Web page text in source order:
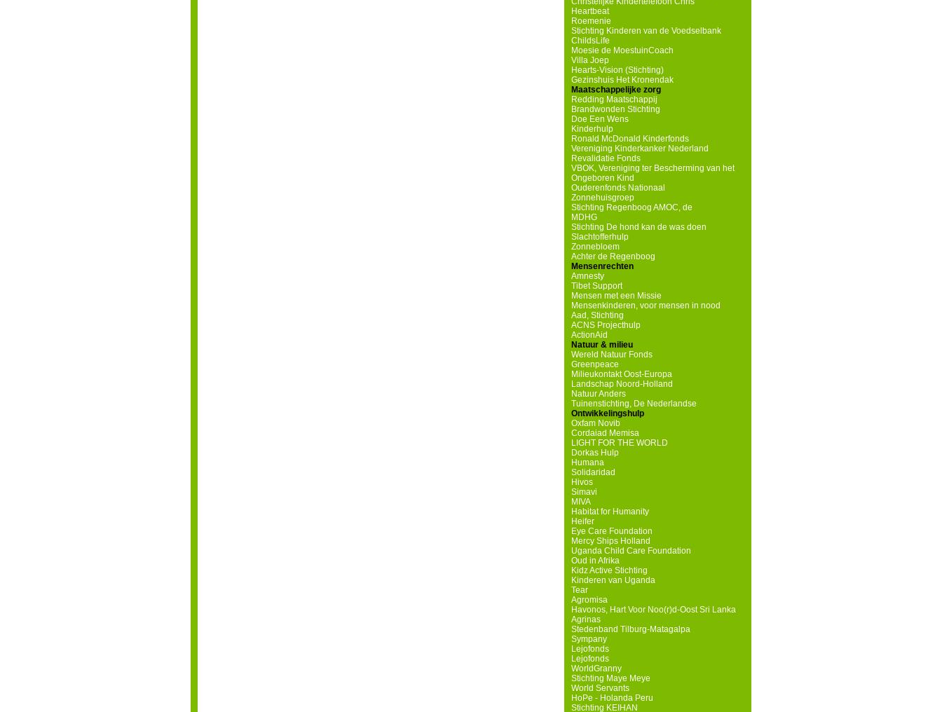
Heartbeat
Roemenie
Stichting Kinderen van de Voedselbank
ChildsLife
Moesie de MoestuinCoach
Villa Joep
Hearts-Vision (Stichting)
Gezinshuis Het Kronendak
Maatschappelijke zorg
Redding Maatschappij
Brandwonden Stichting
Doe Een Wens
Kinderhulp
Ronald McDonald Kinderfonds
Vereniging Kinderkanker Nederland
Revalidatie Fonds
VBOK, Vereniging ter Bescherming van het
Ongeboren Kind
Ouderenfonds Nationaal
Zonnehuisgroep
Stichting Regenboog AMOC, de
MDHG
Stichting De hond kan de was doen
Slachtofferhulp
Zonnebloem
Achter de Regenboog
Mensenrechten
Amnesty
Tibet Support
Mensen met een Missie
Mensenkinderen, voor mensen in nood
Aad, Stichting
ACNS Projecthulp
ActionAid
Natuur & milieu
Wereld Natuur Fonds
Greenpeace
Milieukontakt Oost-Europa
Landschap Noord-Holland
Natuur Anders
Tuinenstichting, De Nederlandse
Ontwikkelingshulp
Oxfam Novib
Cordaiad Memisa
LIGHT FOR THE WORLD
Dorkas Hulp
Humana
Solidaridad
Hivos
Simavi
MIVA
Habitat for Humanity
Heifer
Eye Care Foundation
Mercy Ships Holland
Uganda Child Care Foundation
Oud in Afrika
Kidz Active Stichting
Kinderen van Uganda
Tear
Agromisa
Havonos, Hart Voor Noo(r)d-Oost Sri Lanka
Agrinas
Stedenband Tilburg-Matagalpa
Sympany
Lejofonds
Lejofonds
WorldGranny
Stichting Maye Meye
World Servants
HoPe - Holanda Peru
Stichting KEIHAN